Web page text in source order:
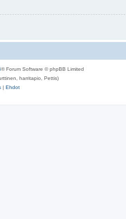
® Forum Software © phpBB Limited
harritapio, Pettis)
| Ehdot